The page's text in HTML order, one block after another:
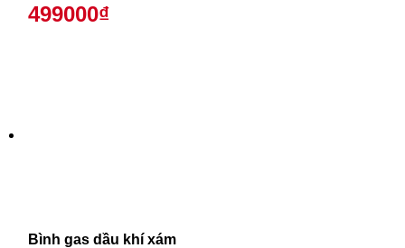
499000₫
Bình gas dầu khí xám